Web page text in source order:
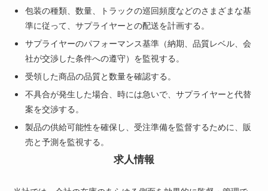
包装の種類、数量、トラックの巡回頻度などのさまざまな基
準に従って、サプライヤーとの配送を計画する。
サプライヤーのパフォーマンス基準（納期、品質レベル、会
社が交渉した条件への遵守）を監視する。
受領した商品の品質と数量を確認する。
不具合が発生した場合、時には急いで、サプライヤーと代替
案を交渉する。
製品の供給可能性を確保し、受注準備を監督するために、販
売と予測を監視する。
求人情報